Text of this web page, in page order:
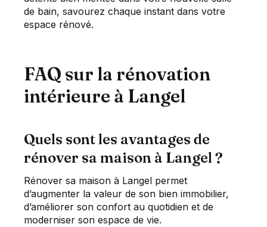
de bain, savourez chaque instant dans votre
espace rénové.
FAQ sur la rénovation
intérieure à Langel
Quels sont les avantages de
rénover sa maison à Langel ?
Rénover sa maison à Langel permet
d’augmenter la valeur de son bien immobilier,
d’améliorer son confort au quotidien et de
moderniser son espace de vie.